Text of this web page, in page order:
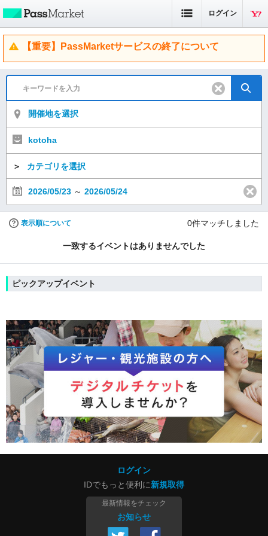
ログイン
【重要】PassMarketサービスの終了について
開催地を選択
kotoha
＞ カテゴリを選択
2026/05/23 ～ 2026/05/24
表示順について 0件マッチしました
一致するイベントはありませんでした
ピックアップイベント
ログイン
IDでもっと便利に新規取得
最新情報をチェック
お知らせ